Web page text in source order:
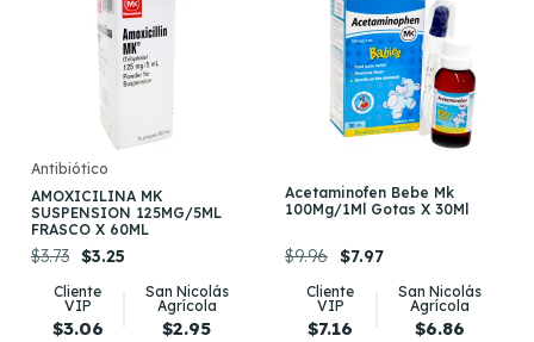
Antibiótico
AMOXICILINA MK
SUSPENSION 125MG/5ML
FRASCO X 60ML
$3.73 $3.25
Cliente
VIP
$3.06
San Nicolás
Agrícola
$2.95
Acetaminofen Bebe Mk
100Mg/1Ml Gotas X 30Ml
$9.96 $7.97
Cliente
VIP
$7.16
San Nicolás
Agrícola
$6.86